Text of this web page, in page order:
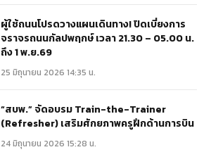
ผู้ใช้ถนนโปรดวางแผนเดินทาง! ปิดเบี่ยงการ
จราจรถนนกัลปพฤกษ์ เวลา 21.30 – 05.00 น.
ถึง 1 พ.ย.69
25 มิถุนายน 2026 14:35 น.
“สบพ.” จัดอบรม Train-the-Trainer
(Refresher) เสริมศักยภาพครูฝึกด้านการบิน
24 มิถุนายน 2026 15:28 น.